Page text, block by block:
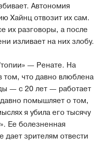
Автономия
Хайнц отвозит их сам.
их разговоры, а после
изливает на них злобу.
— Ренате. На
том, что давно влюблена
— с 20 лет — работает
помышляет о том,
я убила его тысячу
Ее болезненная
зрителям отвести